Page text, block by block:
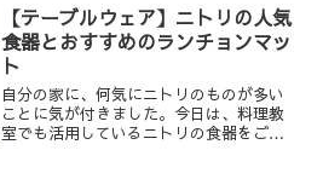
【テーブルウェア】ニトリの人気
食器とおすすめのランチョンマッ
ト
自分の家に、何気にニトリのものが多い
ことに気が付きました。今日は、料理教
室でも活用しているニトリの食器をご紹